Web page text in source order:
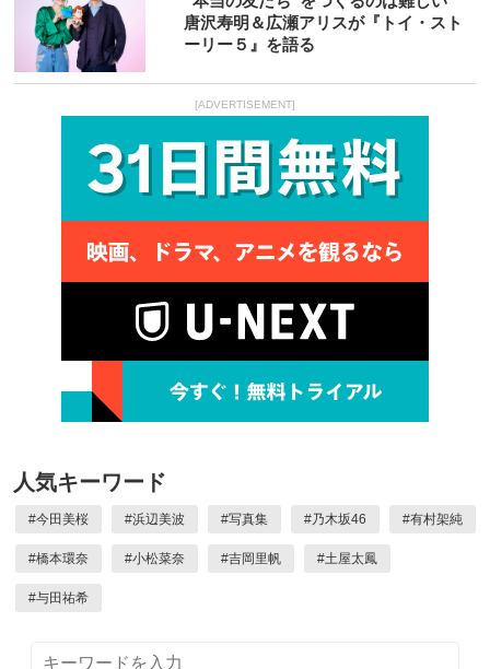
唐沢寿明＆広瀬アリスが『トイ・スト
ーリー５』を語る
[ADVERTISEMENT]
人気キーワード
#今田美桜 #浜辺美波 #写真集 #乃木坂46 #有村架純
#橋本環奈 #小松菜奈 #吉岡里帆 #土屋太鳳
#与田祐希